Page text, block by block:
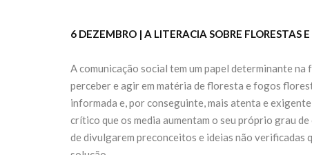
6 DEZEMBRO | A LITERACIA SOBRE FLORESTAS
A comunicação social tem um papel determinante
perceber e agir em matéria de floresta e fogos
informada e, por conseguinte, mais atenta e
crítico que os media aumentam o seu próprio grau
de divulgarem preconceitos e ideias não verificadas